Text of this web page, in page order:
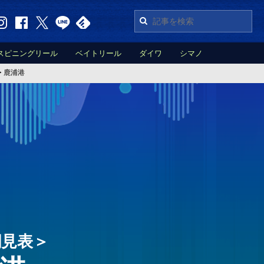
ピニングリール ベイトリール ダイワ シマノ
鹿浦港
表＞